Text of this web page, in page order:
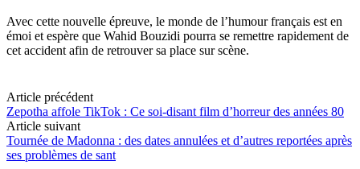
Avec cette nouvelle épreuve, le monde de l’humour français est en
émoi et espère que Wahid Bouzidi pourra se remettre rapidement de
cet accident afin de retrouver sa place sur scène.
Article précédent
Zepotha affole TikTok : Ce soi-disant film d’horreur des années 80
Article suivant
Tournée de Madonna : des dates annulées et d’autres reportées après
ses problèmes de sant